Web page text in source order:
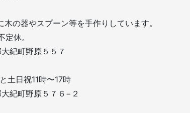
の器やスプーン等を手作りしています。
休。
紀町野原５５７
土日祝11時〜17時
紀町野原５７６−２